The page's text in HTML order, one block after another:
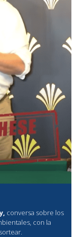
conversa sobre los
con la